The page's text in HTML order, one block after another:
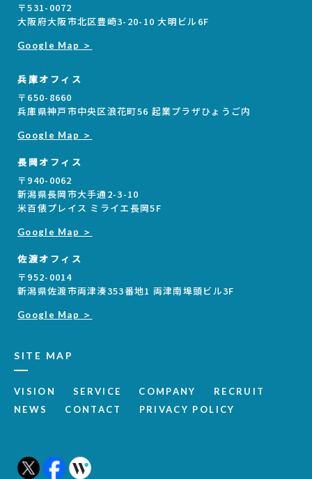
〒531-0072
大阪府大阪市北区豊崎3-20-10 大明ビル6F
Google Map ＞
兵庫オフィス
〒650-8660
兵庫県神戸市中央区浪花町56 起業プラザひょうご内
Google Map ＞
長岡オフィス
〒940-0062
新潟県長岡市大手通2-3-10
米百俵プレイス ミライエ長岡5F
Google Map ＞
佐渡オフィス
〒952-0014
新潟県佐渡市両津湊353番地1 両津南埠頭ビル3F
Google Map ＞
SITE MAP
VISION SERVICE COMPANY
RECRUIT
NEWS
CONTACT PRIVACY POLICY